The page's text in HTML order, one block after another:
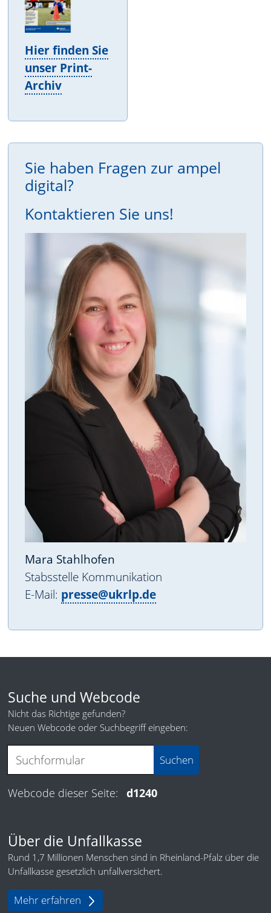
Hier finden Sie
unser Print-
Archiv
Sie haben Fragen zur ampel
digital?
Kontaktieren Sie uns!
Mara Stahlhofen
Stabsstelle Kommunikation
E-Mail: presse@ukrlp.de
Suche und Webcode
Nicht das Richtige gefunden?
Neuen Webcode oder Suchbegriff eingeben:
Webcode dieser Seite: d1240
Über die Unfallkasse
Rund 1,7 Millionen Menschen sind in Rheinland-Pfalz über die
Unfallkasse gesetzlich unfallversichert.
Mehr erfahren